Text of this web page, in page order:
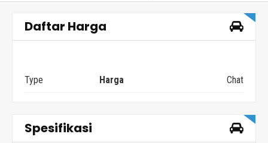
Daftar Harga
Type Harga Chat
Spesifikasi